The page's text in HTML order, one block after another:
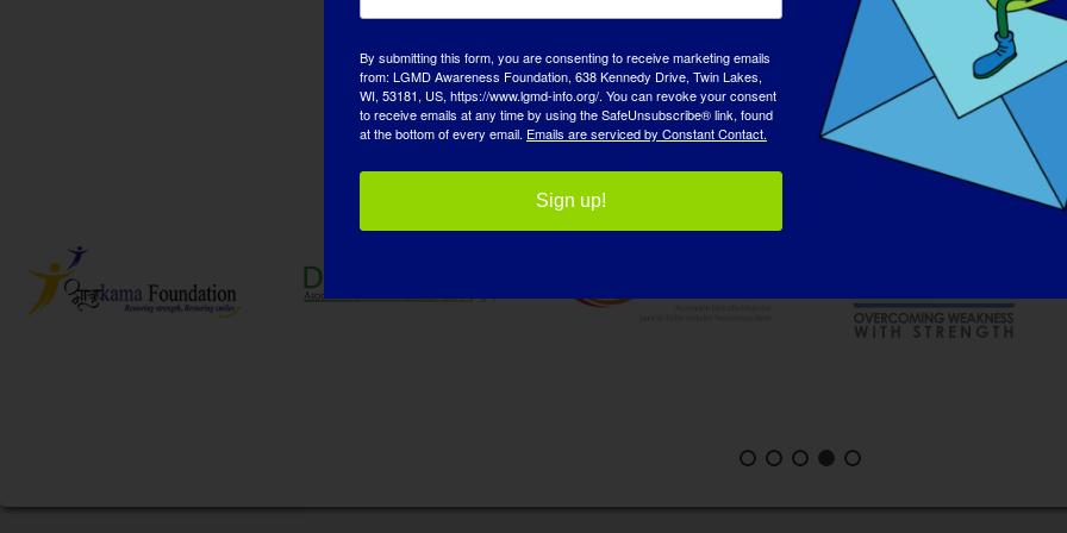
アドボカシー・パートナ
By submitting this form, you are consenting to receive marketing emails
from: LGMD Awareness Foundation, 638 Kennedy Drive, Twin Lakes,
WI, 53181, US, https://www.lgmd-info.org/. You can revoke your consent
to receive emails at any time by using the SafeUnsubscribe® link, found
at the bottom of every email. Emails are serviced by Constant Contact.
Sign up!